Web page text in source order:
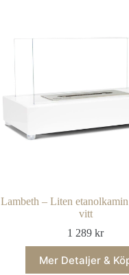
Lambeth – Liten
vitt
1 289kr
Mer Detaljer &